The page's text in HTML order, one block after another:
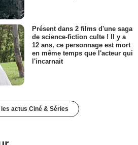
Présent dans 2 films d'une saga
de science-fiction culte ! Il y a
12 ans, ce personnage est mort
en même temps que l'acteur qui
l'incarnait
les actus Ciné & Séries